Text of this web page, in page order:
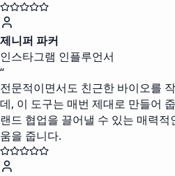
제니퍼 파커
인스타그램 인플루언서
“
전문적이면서도 친근한 바이오를
데, 이 도구는 매번 제대로 만들어
랜드 협업을 끌어낼 수 있는 매력
움을 줍니다.